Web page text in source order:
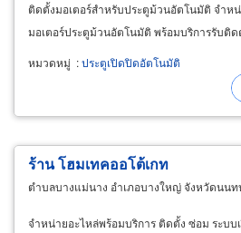
ติดตั้งมอเตอร์สำหรับประตูม้วนอัตโนมัติ จำห
มอเตอร์ประตูม้วนอัตโนมัติ พร้อมบริการรับติด
รับแปลงประตูม้วนธรรมดาแบบมือดึงเป็นประตู
ม้วนรีโมทอัตโนมัต รับติดตั้งมอเตอร์ประตูโรง
หมวดหมู่ :ประตูเปิดปิดอัตโนมัติ
ร้าน โฮมเทคออโต้เกท
ตำบลบางแม่นาง อำเภอบางใหญ่ จังหวัดนนท
จำหน่ายอะไหล่พร้อมบริการ ติดตั้ง ซ่อม ระบ